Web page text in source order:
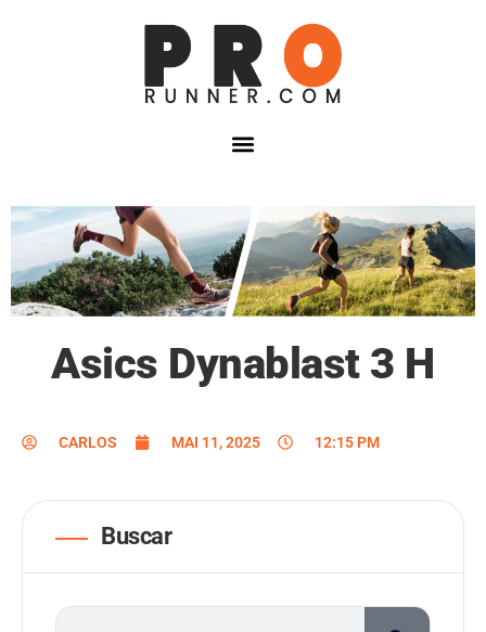
Asics Dynablast 3 H
CARLOS MAI 11, 2025 12:15 PM
Buscar